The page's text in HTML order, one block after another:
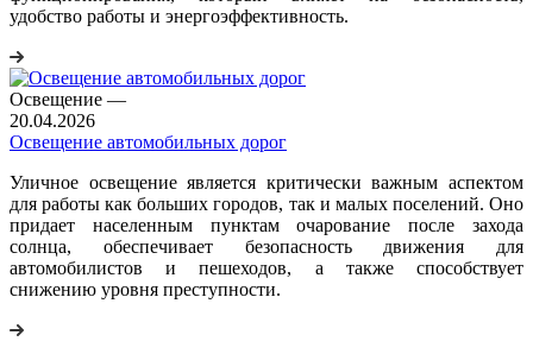
удобство работы и энергоэффективность.
Освещение —
20.04.2026
Освещение автомобильных дорог
Уличное освещение является критически важным аспектом
для работы как больших городов, так и малых поселений. Оно
придает населенным пунктам очарование после захода
солнца, обеспечивает безопасность движения для
автомобилистов и пешеходов, а также способствует
снижению уровня преступности.